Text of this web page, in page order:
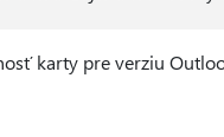
karty pre verziu